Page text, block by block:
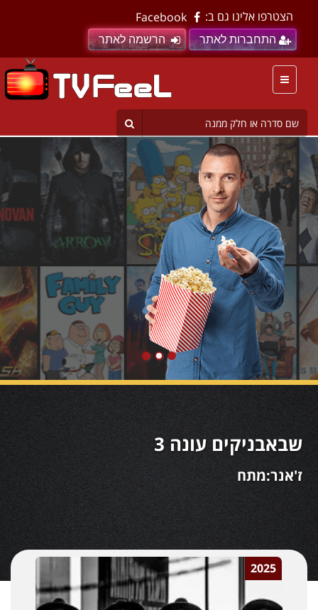
הצטרפו אלינו גם ב: Facebook
התחברות לאתר הרשמה לאתר
שבאבניקים עונה 3
ז'אנר:מתח
2025